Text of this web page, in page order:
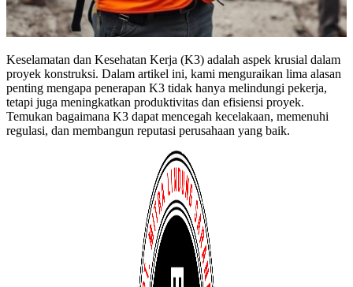
Keselamatan dan Kesehatan Kerja (K3) adalah aspek krusial dalam
proyek konstruksi. Dalam artikel ini, kami menguraikan lima alasan
penting mengapa penerapan K3 tidak hanya melindungi pekerja,
tetapi juga meningkatkan produktivitas dan efisiensi proyek.
Temukan bagaimana K3 dapat mencegah kecelakaan, memenuhi
regulasi, dan membangun reputasi perusahaan yang baik.